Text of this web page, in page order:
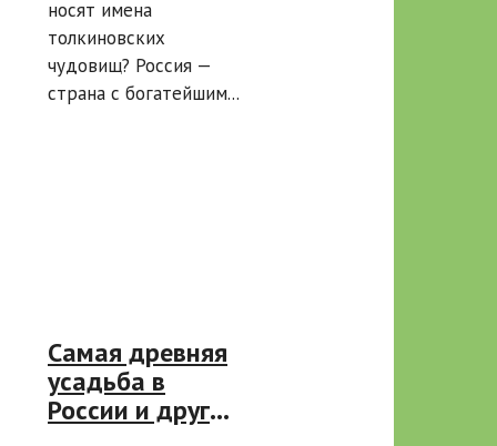
Толкина?
носят имена
толкиновских
чудовищ? Россия —
страна с богатейшим...
Самая древняя
усадьба в
России и другие